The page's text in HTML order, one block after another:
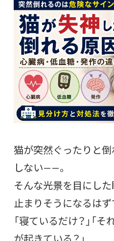
猫が突然ぐったりと倒
しない——。
そんな光景を目にし
止まりそうになるはず
「寝ているだけ？」「